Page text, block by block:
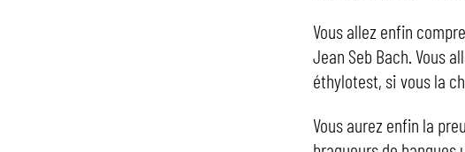
Vous allez enfin
Jean Seb Bach. Vous
éthylotest, si vous la
Vous aurez enfin la